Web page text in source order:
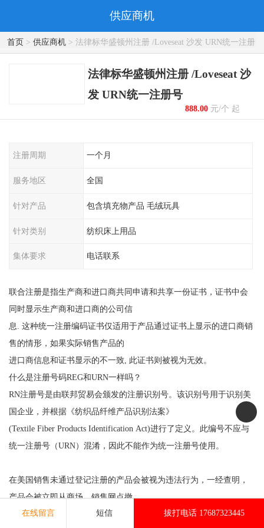
供应商机
首页> 供应商机> 法律标华盛顿州注册 /Loveseat 沙发 URN统一注册
号
法律标华盛顿州注册 /Loveseat 沙
发 URN统一注册号
888.00元/个 起
注册周期 一个月
服务地区 全国
针对产品 包含填充物产品 毛绒玩具
针对类别 纺织床上用品
集体要求 电话联系
联合注册是指生产商和进口商共同申请和共享一份证书，证书中会
同时显示生产商和进口商的公司信
息. 这种统一注册编码证书仅适用于产品通过证书上显示的进口商销
售的情形，如果实际销售产品的
进口商信息和证书显示的不一致, 此证书则被视为无效。
什么是注册号码REG和URN一样吗？
RN注册号是由联邦贸易会颁发的注册识别号。该识别号用于识别美
国企业，并根据《纺织品纤维产品识别法案》
(Textile Fiber Products Identification Act)进行了定义。此编号不应与
统一注册号（URN）混淆，因此不能作为统一注册号使用。
在美国销售未通过登记注册的产品会被视为违法行为，一经查明，
产品会被立即从商场、销售网点撤
出，同时会面临针对每一项违法行为 1000 美元的罚款
在线留言 短信 拔打电话 17687323445